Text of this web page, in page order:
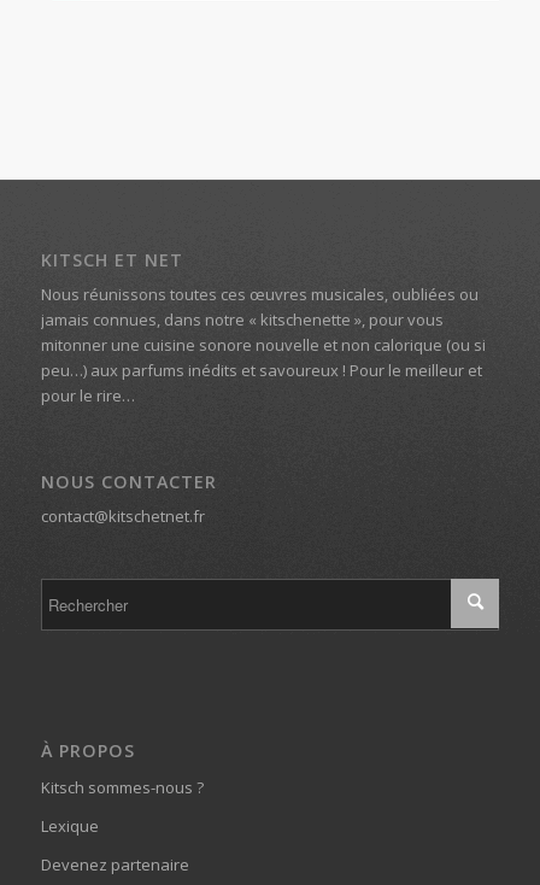
KITSCH ET NET
Nous réunissons toutes ces œuvres musicales, oubliées ou
jamais connues, dans notre « kitschenette », pour vous
mitonner une cuisine sonore nouvelle et non calorique (ou si
peu…) aux parfums inédits et savoureux ! Pour le meilleur et
pour le rire…
NOUS CONTACTER
contact@kitschetnet.fr
À PROPOS
Kitsch sommes-nous ?
Lexique
Devenez partenaire